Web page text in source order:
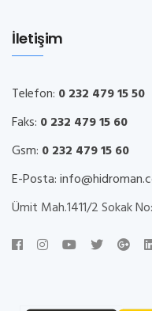
İletişim
Telefon: 0 232 479 15 50
Faks: 0 232 479 15 60
Gsm: 0 232 479 15 60
E-Posta:
Ümit Mah.1411/2 Sokak